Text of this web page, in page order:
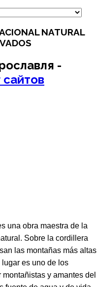
NATURAL
-
сайтов
una obra maestra de la
Sobre la cordillera
las montañas más altas
es uno de los
montañistas y amantes del